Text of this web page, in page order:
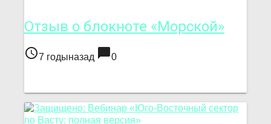
Отзыв о блокноте «Морской»
access_time7 годыназад chat_bubble0